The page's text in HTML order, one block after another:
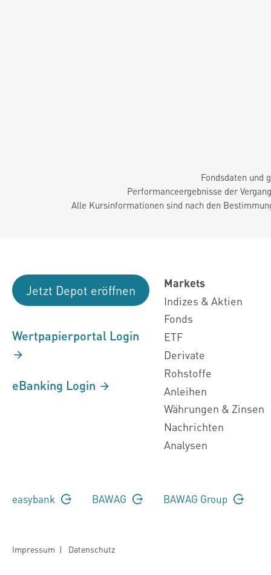
Fondsdaten und
Performanceergebnisse der
Alle Kursinformationen sind nach den
Jetzt Depot eröffnen
Wertpapierportal Login
eBanking Login
Markets
Indizes & Aktien
Fonds
ETF
Derivate
Rohstoffe
Anleihen
Währungen & Zinsen
Nachrichten
Analysen
easybank BAWAG BAWAG Group
Impressum | Datenschutz